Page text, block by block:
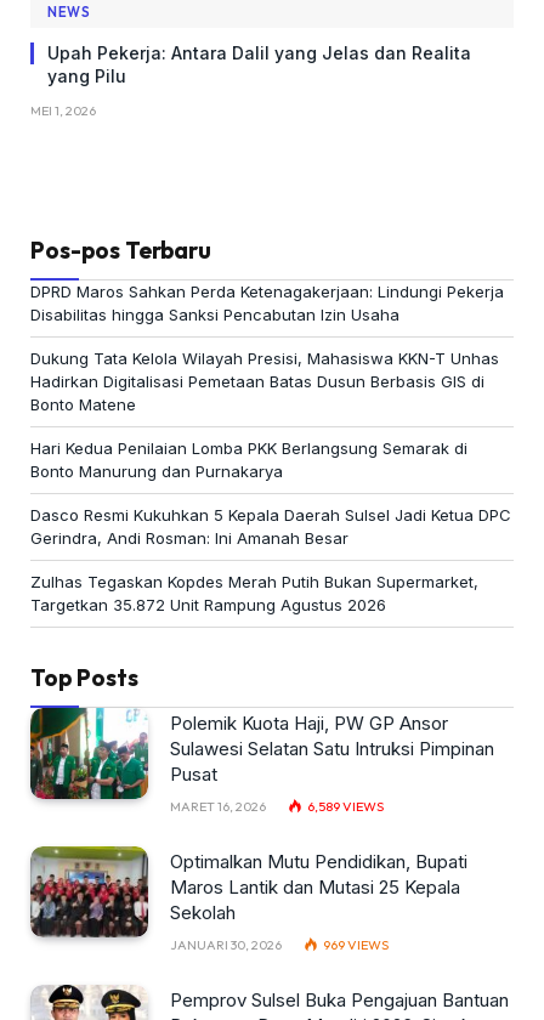
NEWS
Upah Pekerja: Antara Dalil yang Jelas dan Realita
yang Pilu
MEI 1, 2026
Pos-pos Terbaru
DPRD Maros Sahkan Perda Ketenagakerjaan: Lindungi Pekerja
Disabilitas hingga Sanksi Pencabutan Izin Usaha
Dukung Tata Kelola Wilayah Presisi, Mahasiswa KKN-T Unhas
Hadirkan Digitalisasi Pemetaan Batas Dusun Berbasis GIS di
Bonto Matene
Hari Kedua Penilaian Lomba PKK Berlangsung Semarak di
Bonto Manurung dan Purnakarya
Dasco Resmi Kukuhkan 5 Kepala Daerah Sulsel Jadi Ketua DPC
Gerindra, Andi Rosman: Ini Amanah Besar
Zulhas Tegaskan Kopdes Merah Putih Bukan Supermarket,
Targetkan 35.872 Unit Rampung Agustus 2026
Top Posts
Polemik Kuota Haji, PW GP Ansor
Sulawesi Selatan Satu Intruksi Pimpinan
Pusat
MARET 16, 2026 6,589VIEWS
Optimalkan Mutu Pendidikan, Bupati
Maros Lantik dan Mutasi 25 Kepala
Sekolah
JANUARI 30, 2026 969VIEWS
Pemprov Sulsel Buka Pengajuan Bantuan